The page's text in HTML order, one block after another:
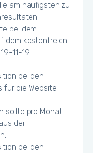
am häufigsten zu
bei dem
dem kostenfreien
11-19
bei den
für die Website
sollte pro Monat
der
bei den